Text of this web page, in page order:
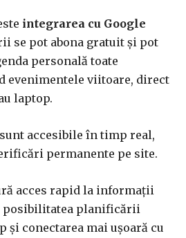
integrarea cu Google
se pot abona gratuit și pot
personală toate
evenimentele viitoare, direct
laptop.
accesibile în timp real,
permanente pe site.
acces rapid la informații
posibilitatea planificării
conectarea mai ușoară cu